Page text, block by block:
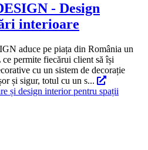
- Design
interioare
aduce pe piața din România un
permite fiecărui client să își
cu un sistem de decorație
și sigur, totul cu un s...